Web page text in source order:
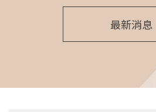
最新消息